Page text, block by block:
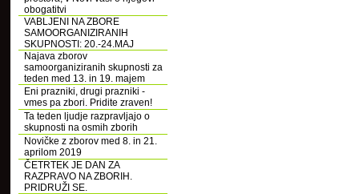
obogatitvi
VABLJENI NA ZBORE
SAMOORGANIZIRANIH
SKUPNOSTI: 20.-24.MAJ
Najava zborov
samoorganiziranih skupnosti za
teden med 13. in 19. majem
Eni prazniki, drugi prazniki -
vmes pa zbori. Pridite zraven!
Ta teden ljudje razpravljajo o
skupnosti na osmih zborih
Novičke z zborov med 8. in 21.
aprilom 2019
ČETRTEK JE DAN ZA
RAZPRAVO NA ZBORIH.
PRIDRUŽI SE.